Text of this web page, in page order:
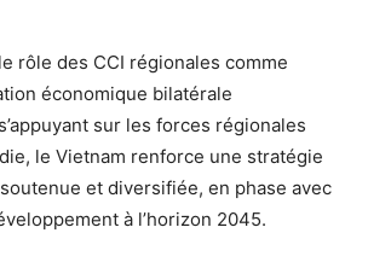
rôle des CCI régionales comme
économique bilatérale
sur les forces régionales
le Vietnam renforce une stratégie
et diversifiée, en phase avec
à l’horizon 2045.